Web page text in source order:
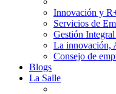
Innovación y
Servicios de
Gestión
La innovación,
Consejo de
Blogs
La Salle